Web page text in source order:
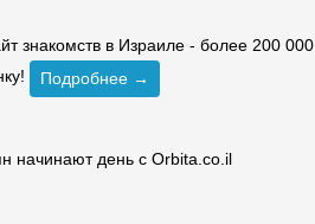
знакомств в Израиле - более 200 000
Подробнее →
начинают день с Orbita.co.il